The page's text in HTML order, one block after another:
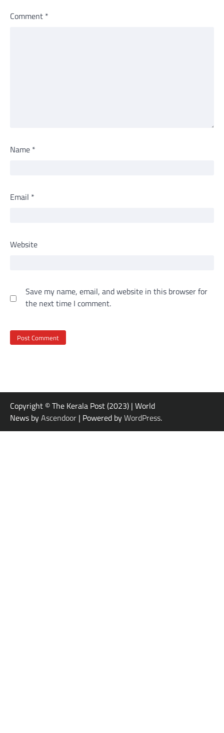
Comment *
Name *
Email *
Website
Save my name, email, and website in this browser for
the next time I comment.
Copyright © The Kerala Post (2023) | World
News byAscendoor | Powered byWordPress.